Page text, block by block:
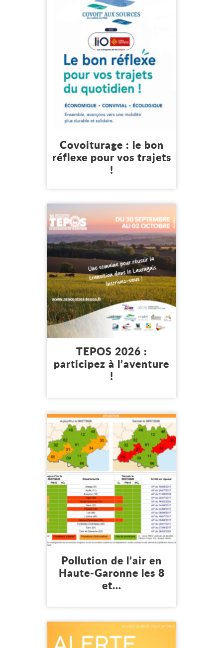
Mon environnement
Covoiturage : le bon
réflexe pour vos trajets
!
Mon environnement
TEPOS 2026 :
participez à l’aventure
!
Mon environnement Santé
Pollution de l’air en
Haute-Garonne les 8
et...
Lire l'article